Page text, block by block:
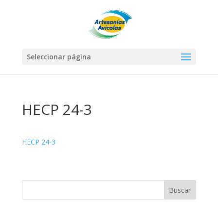
Seleccionar página
HECP 24-3
HECP 24-3